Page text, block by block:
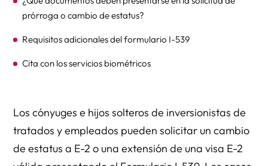
prórroga o cambio de estatus?
Requisitos adicionales del formulario I-539
Cita con los servicios biométricos
Los cónyuges e hijos solteros de inversionistas de
tratados y empleados pueden solicitar un cambio
de estatus a E-2 o una extensión de una visa E-2